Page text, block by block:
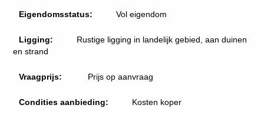
Eigendomsstatus: Vol eigendom
Ligging:
Rustige ligging in landelijk gebied, aan duinen
en strand
Vraagprijs: Prijs op aanvraag
Condities aanbieding: Kosten koper